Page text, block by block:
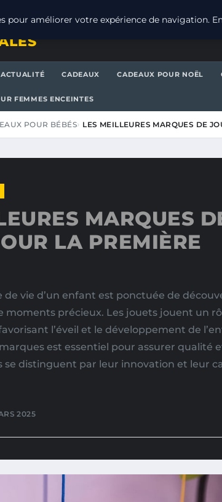
ACTUALITÉ CADEAUX CADEAUX POUR NOËL
FEMMES ENCEINTES
POUR BÉBÉS LES MEILLEURES MARQUES DE
MARQUES
LA PREMIÈRE
de vie d’un enfant est ponctuée de
moments précieux. Les jouets jouent un
l’éveil et le développement de
est essentiel pour assurer qualité
se distinguent par leur innovation et leur
2025
pour améliorer votre expérience de navigation.